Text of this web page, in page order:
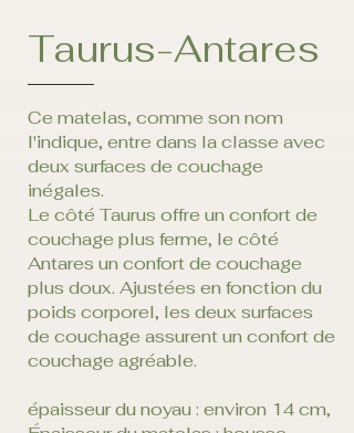
Taurus-Antares
Ce matelas, comme son nom
l'indique, entre dans la classe avec
deux surfaces de couchage
inégales.
Le côté Taurus offre un confort de
couchage plus ferme, le côté
Antares un confort de couchage
plus doux. Ajustées en fonction du
poids corporel, les deux surfaces
de couchage assurent un confort de
couchage agréable.
épaisseur du noyau : environ 14 cm,